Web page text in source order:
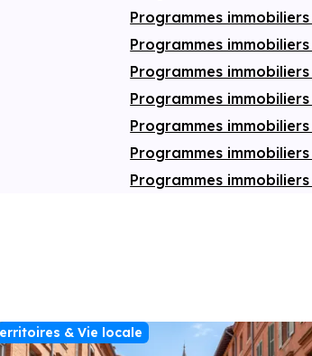
Programmes
Programmes
Programmes
Programmes
Programmes
Programmes
Programmes
& Vie locale